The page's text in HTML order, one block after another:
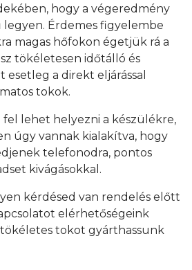
hogy a végeredmény
legyen. Érdemes figyelembe
magas hőfokon égetjük rá a
tökéletesen időtálló és
esetleg a direkt eljárással
tokok.
lehet helyezni a készülékre,
úgy vannak kialakítva, hogy
telefonodra, pontos
kivágásokkal.
kérdésed van rendelés előtt
elérhetőségeink
tokot gyárthassunk